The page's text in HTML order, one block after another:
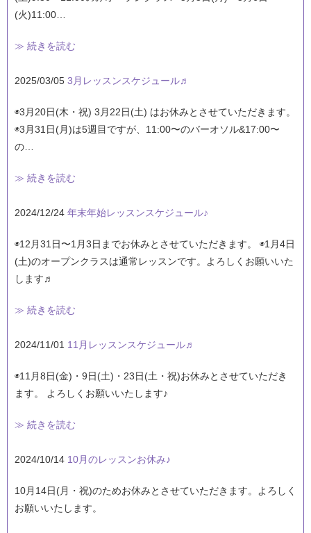
(火)11:00…
≫ 続きを読む
2025/03/05 3月レッスンスケジュール♬
◉3月20日(木・祝) 3月22日(土) はお休みとさせていただきます。
◉3月31日(月)は5週目ですが、11:00〜のバーオソル&17:00〜
の…
≫ 続きを読む
2024/12/24 年末年始レッスンスケジュール♪
◉12月31日〜1月3日までお休みとさせていただきます。 ◉1月4日
(土)のオープンクラスは通常レッスンです。よろしくお願いいた
します♬
≫ 続きを読む
2024/11/01 11月レッスンスケジュール♬
◉11月8日(金)・9日(土)・23日(土・祝)お休みとさせていただき
ます。 よろしくお願いいたします♪
≫ 続きを読む
2024/10/14 10月のレッスンお休み♪
10月14日(月・祝)のためお休みとさせていただきます。よろしく
お願いいたします。